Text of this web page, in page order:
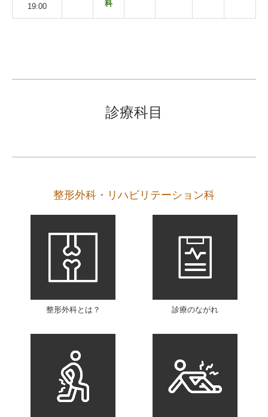
19:00 科
診療科目
整形外科・リハビリテーション科
整形外科とは？ 診療のながれ